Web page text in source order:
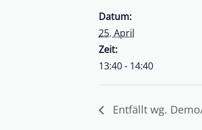
Datum:
25. April
Zeit:
13:40 - 14:40
Entfällt wg.